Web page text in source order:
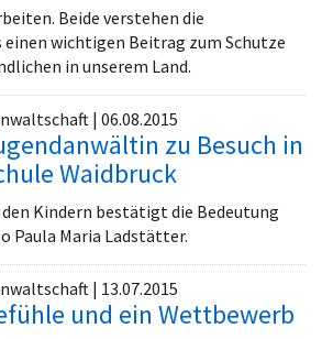
Beide verstehen die
wichtigen Beitrag zum Schutze
in unserem Land.
| 06.08.2015
zu Besuch in
Waidbruck
den Kindern bestätigt die Bedeutung
Paula Maria Ladstätter.
| 13.07.2015
und ein Wettbewerb